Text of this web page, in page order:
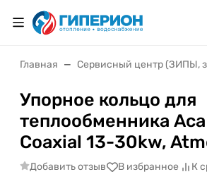
Главная Сервисный центр (ЗИПЫ,
Упорное кольцо для
теплообменника
Coaxial 13-30kw,
Добавить отзыв В избранное К